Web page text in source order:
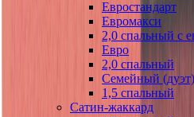
Евростандарт
Евромакси
2,0 спальный с
Евро
2,0 спальный
Семейный (дуэт)
1,5 спальный
Сатин-жаккард